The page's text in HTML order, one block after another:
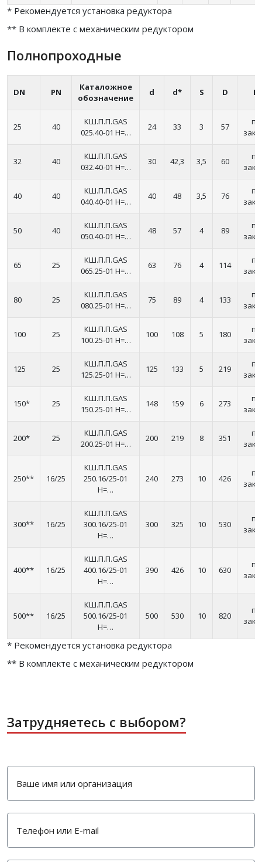
* Рекомендуется установка редуктора
** В комплекте с механическим редуктором
Полнопроходные
DN PN
Каталожное
обозначение
d d* S D H
25 40
КШ.П.П.GAS
025.40-01 H=…
24 33 3 57
по
32 40
КШ.П.П.GAS
032.40-01 H=…
30 42,3 3,5 60
по
40 40
КШ.П.П.GAS
040.40-01 H=…
40 48 3,5 76
по
50 40
КШ.П.П.GAS
050.40-01 H=…
48 57 4 89
по
65 25
КШ.П.П.GAS
065.25-01 H=…
63 76 4 114
по
80 25
КШ.П.П.GAS
080.25-01 H=…
75 89 4 133
по
100 25
КШ.П.П.GAS
100.25-01 H=…
100 108 5 180
по
125 25
КШ.П.П.GAS
125.25-01 H=…
125 133 5 219
по
150* 25
КШ.П.П.GAS
150.25-01 H=…
148 159 6 273
по
200* 25
КШ.П.П.GAS
200.25-01 H=…
200 219 8 351
по
250** 16/25
КШ.П.П.GAS
250.16/25-01
H=…
240 273 10 426
по
300** 16/25
КШ.П.П.GAS
300.16/25-01
H=…
300 325 10 530
по
400** 16/25
КШ.П.П.GAS
400.16/25-01
H=…
390 426 10 630
по
500** 16/25
КШ.П.П.GAS
500.16/25-01
H=…
500 530 10 820
по
* Рекомендуется установка редуктора
** В комплекте с механическим редуктором
Затрудняетесь с выбором?